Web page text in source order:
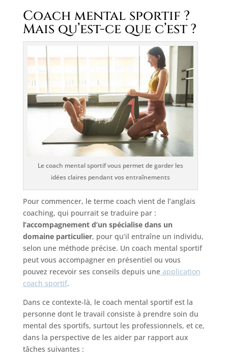
Coach mental sportif ?
Mais qu’est-ce que c’est ?
Le coach mental sportif vous permet de garder les
idées claires pendant vos entraînements
Pour commencer, le terme coach vient de l’anglais
coaching, qui pourrait se traduire par :
l’accompagnement d’un spécialise dans un
domaine particulier, pour qu’il entraîne un individu,
selon une méthode précise. Un coach mental sportif
peut vous accompagner en présentiel ou vous
pouvez recevoir ses conseils depuis uneapplication
coach sportif.
Dans ce contexte-là, le coach mental sportif est la
personne dont le travail consiste à prendre soin du
mental des sportifs, surtout les professionnels, et ce,
dans la perspective de les aider par rapport aux
tâches suivantes :